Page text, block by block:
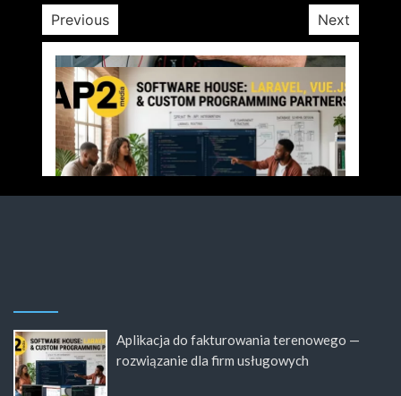
Previous Next
Aplikacja do fakturowania terenowego —
rozwiązanie dla firm usługowych